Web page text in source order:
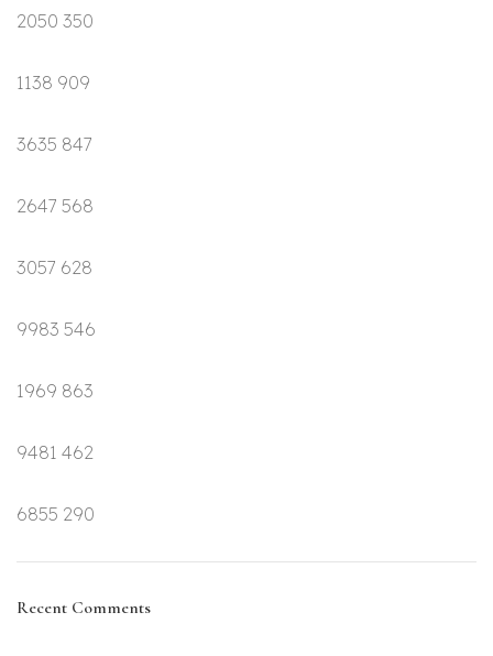
2050 350
1138 909
3635 847
2647 568
3057 628
9983 546
1969 863
9481 462
6855 290
Recent Comments